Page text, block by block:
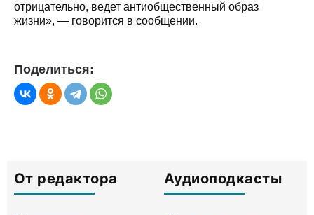
отрицательно, ведет антиобщественный образ
жизни», — говорится в сообщении.
Поделиться:
От редактора Аудиоподкасты